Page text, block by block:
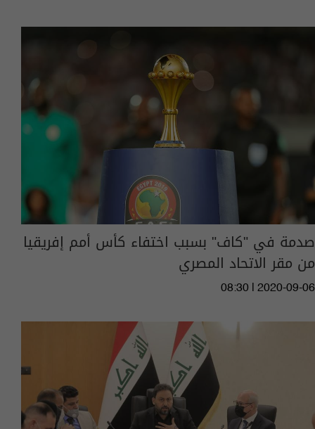
صدمة في "كاف" بسبب اختفاء كأس أمم إفريقيا
من مقر الاتحاد المصري
08:30 | 2020-09-06